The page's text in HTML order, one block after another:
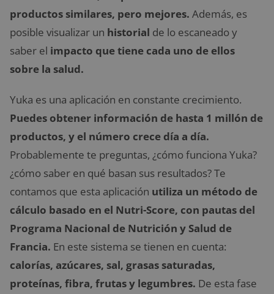
productos similares, pero mejores. Además, es
posible visualizar un historial de lo escaneado y
saber el impacto que tiene cada uno de ellos
sobre la salud.
Yuka es una aplicación en constante crecimiento.
Puedes obtener información de hasta 1 millón de
productos, y el número crece día a día.
Probablemente te preguntas, ¿cómo funciona Yuka?
¿cómo saber en qué basan sus resultados? Te
contamos que esta aplicación utiliza un método de
cálculo basado en el Nutri-Score, con pautas del
Programa Nacional de Nutrición y Salud de
Francia. En este sistema se tienen en cuenta:
calorías, azúcares, sal, grasas saturadas,
proteínas, fibra, frutas y legumbres. De esta fase